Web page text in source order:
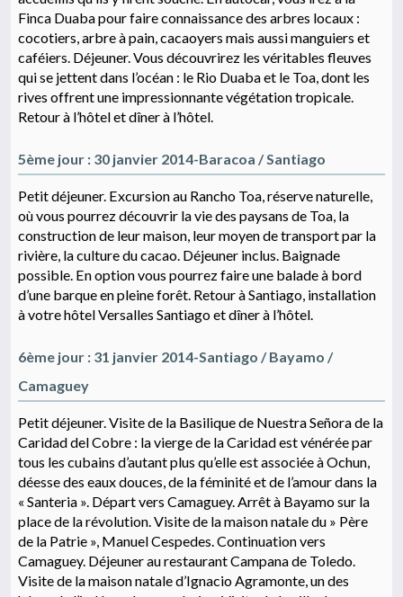
Finca Duaba pour faire connaissance des arbres locaux :
cocotiers, arbre à pain, cacaoyers mais aussi manguiers et
caféiers. Déjeuner. Vous découvrirez les véritables fleuves
qui se jettent dans l’océan : le Rio Duaba et le Toa, dont les
rives offrent une impressionnante végétation tropicale.
Retour à l’hôtel et dîner à l’hôtel.
5ème jour : 30 janvier 2014-Baracoa / Santiago
Petit déjeuner. Excursion au Rancho Toa, réserve naturelle,
où vous pourrez découvrir la vie des paysans de Toa, la
construction de leur maison, leur moyen de transport par la
rivière, la culture du cacao. Déjeuner inclus. Baignade
possible. En option vous pourrez faire une balade à bord
d’une barque en pleine forêt. Retour à Santiago, installation
à votre hôtel Versalles Santiago et dîner à l’hôtel.
6ème jour : 31 janvier 2014-Santiago / Bayamo /
Camaguey
Petit déjeuner. Visite de la Basilique de Nuestra Señora de la
Caridad del Cobre : la vierge de la Caridad est vénérée par
tous les cubains d’autant plus qu’elle est associée à Ochun,
déesse des eaux douces, de la féminité et de l’amour dans la
« Santeria ». Départ vers Camaguey. Arrêt à Bayamo sur la
place de la révolution. Visite de la maison natale du » Père
de la Patrie », Manuel Cespedes. Continuation vers
Camaguey. Déjeuner au restaurant Campana de Toledo.
Visite de la maison natale d’Ignacio Agramonte, un des